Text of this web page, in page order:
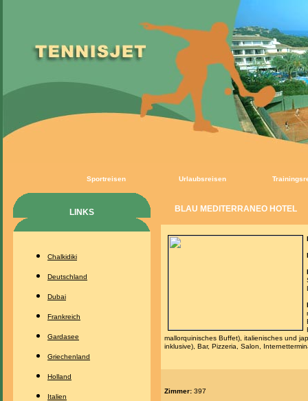
Sportreisen Urlaubsreisen
LINKS
Chalkidiki
Deutschland
Dubai
Frankreich
Gardasee
Griechenland
Holland
Italien
BLAU MEDITERRANEO HOTEL
mallorquinisches Buffet), italienisches und
inklusive), Bar, Pizzeria, Salon,
Zimmer: 397